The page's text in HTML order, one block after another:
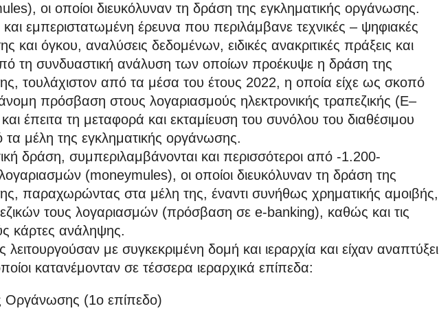
οι οποίοι διευκόλυναν τη δράση της εγκληματικής οργάνωσης.
εμπεριστατωμένη έρευνα που περιλάμβανε τεχνικές – ψηφιακές
και όγκου, αναλύσεις δεδομένων, ειδικές ανακριτικές πράξεις και
τη συνδυαστική ανάλυση των οποίων προέκυψε η δράση της
τουλάχιστον από τα μέσα του έτους 2022, η οποία είχε ως σκοπό
πρόσβαση στους λογαριασμούς ηλεκτρονικής τραπεζικής (E–
έπειτα τη μεταφορά και εκταμίευση του συνόλου του διαθέσιμου
μέλη της εγκληματικής οργάνωσης.
δράση, συμπεριλαμβάνονται και περισσότεροι από -1.200-
λογαριασμών (moneymules), οι οποίοι διευκόλυναν τη δράση της
παραχωρώντας στα μέλη της, έναντι συνήθως χρηματικής αμοιβής,
τους λογαριασμών (πρόσβαση σε e-banking), καθώς και τις
κάρτες ανάληψης.
με συγκεκριμένη δομή και ιεραρχία και είχαν αναπτύξει
κατανέμονταν σε τέσσερα ιεραρχικά επίπεδα:
Οργάνωσης (1ο επίπεδο)